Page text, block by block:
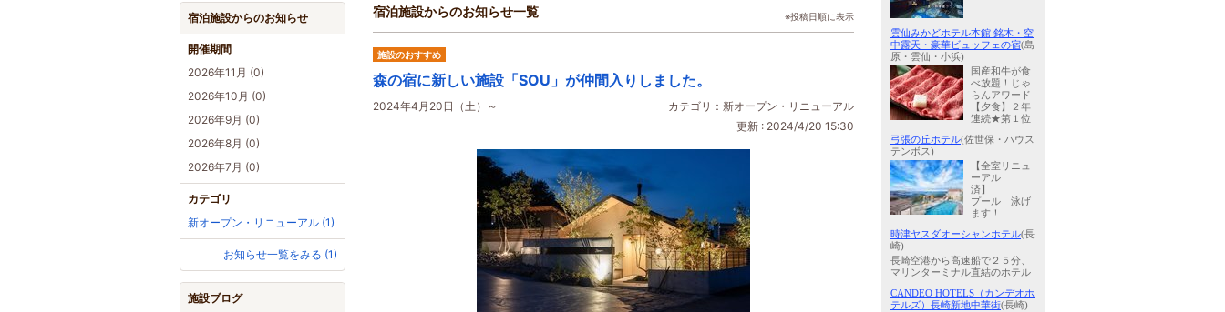
宿泊施設からのお知らせ
開催期間
2026年11月 (0)
2026年10月 (0)
2026年9月 (0)
2026年8月 (0)
2026年7月 (0)
カテゴリ
新オープン・リニューアル (1)
お知らせ一覧をみる (1)
施設ブログ
宿泊施設からのお知らせ一覧 ※投稿日順に表示
施設のおすすめ
森の宿に新しい施設「SOU」が仲間入りしました。
カテゴリ：新オープン・リニューアル
2024年4月20日（土）～
更新 : 2024/4/20 15:30
雲仙みかどホテル本館 銘木・空
中露天・豪華ビュッフェの宿(島
原・雲仙・小浜)
国産和牛が食
べ放題！じゃ
らんアワード
【夕食】２年
連続★第１位
弓張の丘ホテル(佐世保・ハウス
テンボス)
【全室リニュ
ーアル
済】
プール 泳げ
ます！
時津ヤスダオーシャンホテル(長
崎)
長崎空港から高速船で２５分、
マリンターミナル直結のホテル
CANDEO HOTELS（カンデオホ
テルズ）長崎新地中華街(長崎)